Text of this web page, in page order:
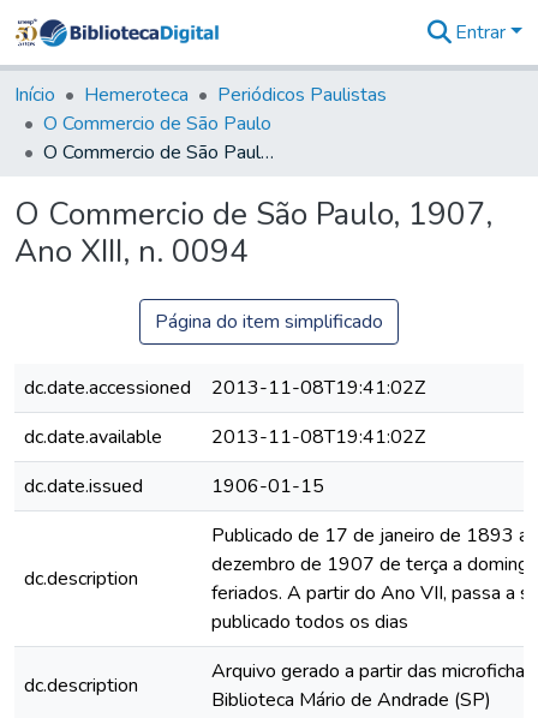
&
Coleções
Tudo na
Biblioteca
Estatísticas
Entrar
Início Hemeroteca
Periódicos Paulistas
O Commercio de São Paulo
O Commercio de São Paulo, 1907, Ano XIII, n. 0094
O Commercio de São Paulo, 1907,
Ano XIII, n. 0094
Página do item simplificado
dc.date.accessioned
2013-11-08T19:41:02Z
dc.date.available
2013-11-08T19:41:02Z
dc.date.issued
1906-01-15
dc.description
Publicado de 17 de janeiro de 1893 a
dezembro de 1907 de terça a
feriados. A partir do Ano VII, passa a
publicado todos os dias
dc.description
Arquivo gerado a partir das
Biblioteca Mário de Andrade (SP)